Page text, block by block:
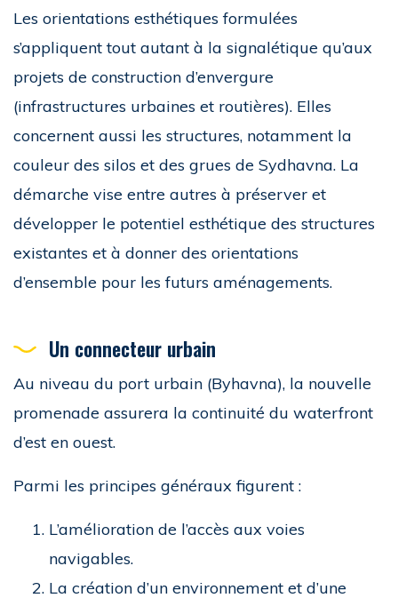
Les orientations esthétiques formulées
s’appliquent tout autant à la signalétique qu’aux
projets de construction d’envergure
(infrastructures urbaines et routières). Elles
concernent aussi les structures, notamment la
couleur des silos et des grues de Sydhavna. La
démarche vise entre autres à préserver et
développer le potentiel esthétique des structures
existantes et à donner des orientations
d’ensemble pour les futurs aménagements.
Un connecteur urbain
Au niveau du port urbain (Byhavna), la nouvelle
promenade assurera la continuité du waterfront
d’est en ouest.
Parmi les principes généraux figurent :
L’amélioration de l’accès aux voies
navigables.
La création d’un environnement et d’une